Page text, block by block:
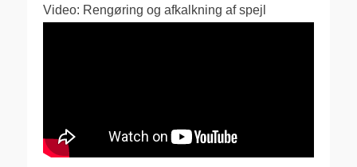
Video: Rengøring og afkalkning af spejl